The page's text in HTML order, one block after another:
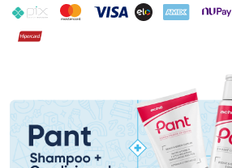
PIX MasterCard
VISA ELO AMEX NuPay
Hipercard
Promoção em Destaque